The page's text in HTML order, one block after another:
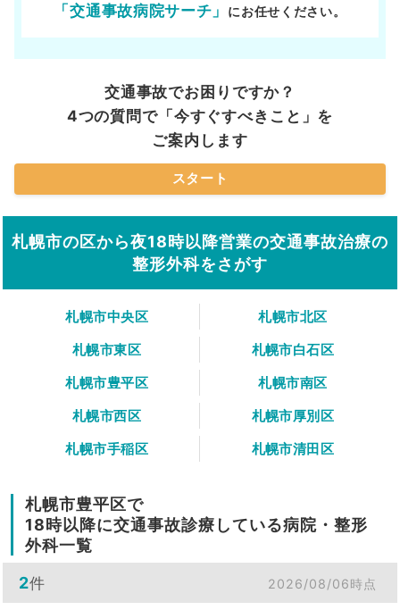
「交通事故病院サーチ」 にお任せください。
交通事故でお困りですか？
4つの質問で「今すぐすべきこと」を
ご案内します
スタート
札幌市の区から夜18時以降営業の交通事故治療の
整形外科をさがす
札幌市中央区
札幌市北区
札幌市東区
札幌市白石区
札幌市豊平区
札幌市南区
札幌市西区
札幌市厚別区
札幌市手稲区
札幌市清田区
札幌市豊平区で
18時以降に交通事故診療している病院・整形
外科一覧
2件 2026/08/06時点